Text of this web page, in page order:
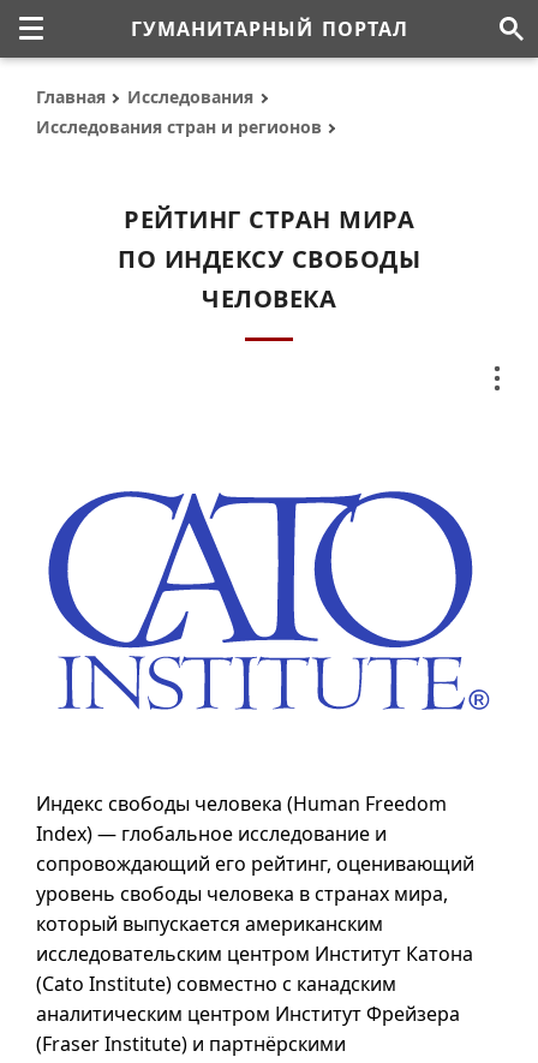
ГУМАНИТАРНЫЙ ПОРТАЛ
Главная
Исследования
Исследования стран и регионов
РЕЙТИНГ СТРАН МИРА
ПО ИНДЕКСУ СВОБОДЫ
ЧЕЛОВЕКА
Индекс свободы человека (Human Freedom
Index) — глобальное исследование и
сопровождающий его рейтинг, оценивающий
уровень свободы человека в странах мира,
который выпускается американским
исследовательским центром Институт Катона
(Cato Institute) совместно с канадским
аналитическим центром Институт Фрейзера
(Fraser Institute) и партнёрскими